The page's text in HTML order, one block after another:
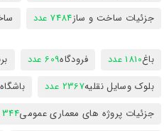
جزئیات ساخت و ساز7484 عدد
باغ1810 عدد فرودگاه609 عدد
بلوک وسایل نقلیه2367 عدد باشگاه
جزئیات پروژه های معماری عمومی344 عدد